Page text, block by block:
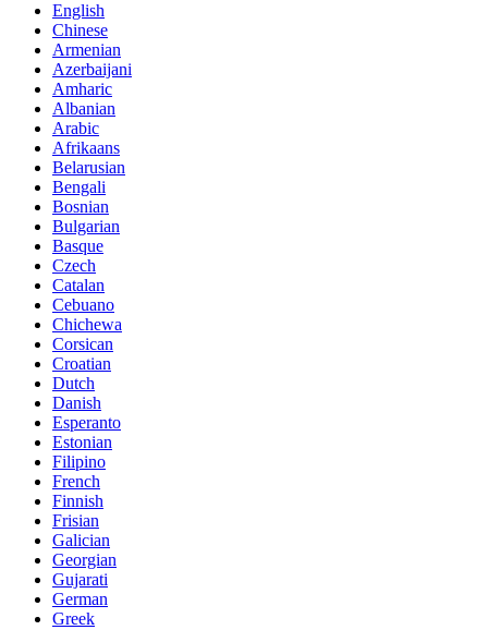
English
Chinese
Armenian
Azerbaijani
Amharic
Albanian
Arabic
Afrikaans
Belarusian
Bengali
Bosnian
Bulgarian
Basque
Czech
Catalan
Cebuano
Chichewa
Corsican
Croatian
Dutch
Danish
Esperanto
Estonian
Filipino
French
Finnish
Frisian
Galician
Georgian
Gujarati
German
Greek